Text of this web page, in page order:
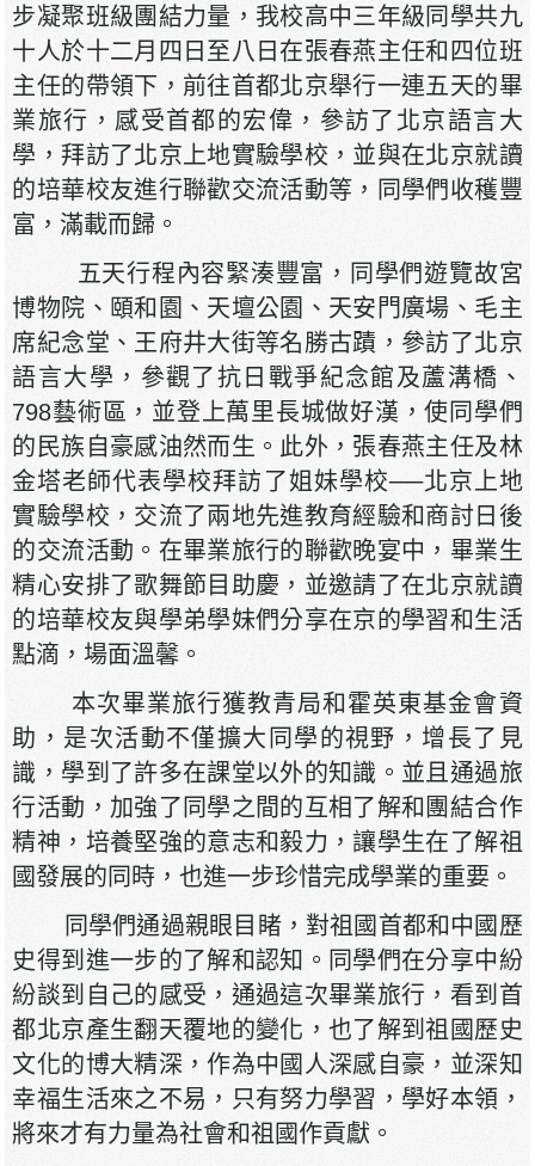
步凝聚班級團結力量，我校高中三年級同學共九
十人於十二月四日至八日在張春燕主任和四位班
主任的帶領下，前往首都北京舉行一連五天的畢
業旅行，感受首都的宏偉，參訪了北京語言大
學，拜訪了北京上地實驗學校，並與在北京就讀
的培華校友進行聯歡交流活動等，同學們收穫豐
富，滿載而歸。
五天行程內容緊湊豐富，同學們遊覽故宮
博物院、頤和園、天壇公園、天安門廣場、毛主
席紀念堂、王府井大街等名勝古蹟，參訪了北京
語言大學，參觀了抗日戰爭紀念館及蘆溝橋、
798藝術區，並登上萬里長城做好漢，使同學們
的民族自豪感油然而生。此外，張春燕主任及林
金塔老師代表學校拜訪了姐妹學校──北京上地
實驗學校，交流了兩地先進教育經驗和商討日後
的交流活動。在畢業旅行的聯歡晚宴中，畢業生
精心安排了歌舞節目助慶，並邀請了在北京就讀
的培華校友與學弟學妹們分享在京的學習和生活
點滴，場面溫馨。
本次畢業旅行獲教青局和霍英東基金會資
助，是次活動不僅擴大同學的視野，增長了見
識，學到了許多在課堂以外的知識。並且通過旅
行活動，加強了同學之間的互相了解和團結合作
精神，培養堅強的意志和毅力，讓學生在了解祖
國發展的同時，也進一步珍惜完成學業的重要。
同學們通過親眼目睹，對祖國首都和中國歷
史得到進一步的了解和認知。同學們在分享中紛
紛談到自己的感受，通過這次畢業旅行，看到首
都北京產生翻天覆地的變化，也了解到祖國歷史
文化的博大精深，作為中國人深感自豪，並深知
幸福生活來之不易，只有努力學習，學好本領，
將來才有力量為社會和祖國作貢獻。